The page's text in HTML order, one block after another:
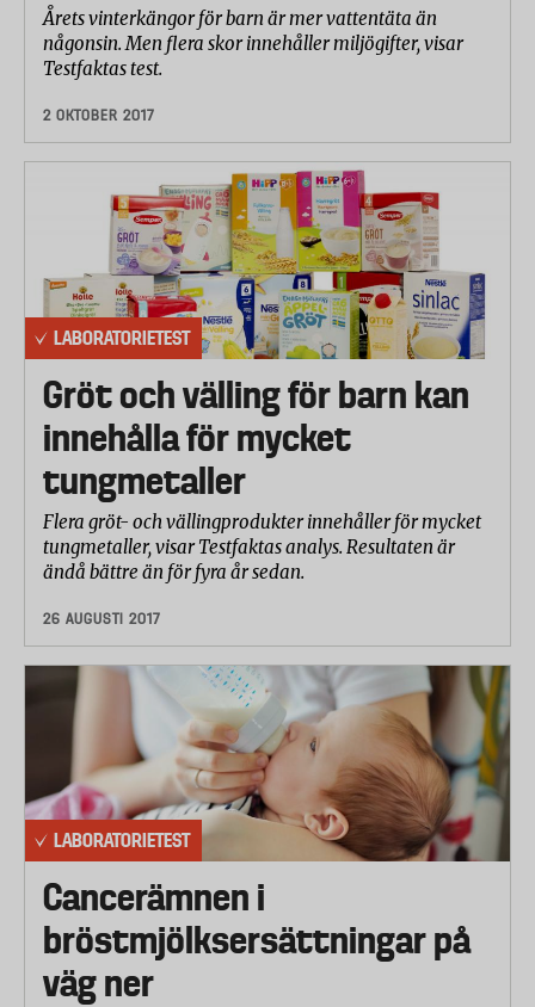
Årets vinterkängor för barn är mer vattentäta än
någonsin. Men flera skor innehåller miljögifter, visar
Testfaktas test.
2 OKTOBER 2017
LABORATORIETEST
Gröt och välling för barn kan
innehålla för mycket
tungmetaller
Flera gröt- och vällingprodukter innehåller för mycket
tungmetaller, visar Testfaktas analys. Resultaten är
ändå bättre än för fyra år sedan.
26 AUGUSTI 2017
LABORATORIETEST
Cancerämnen i
bröstmjölksersättningar på
väg ner